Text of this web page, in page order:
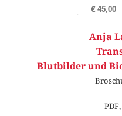
€ 45,00
Anja
Blutbilder und